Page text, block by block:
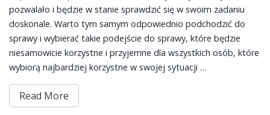
pozwalało i będzie w stanie sprawdzić się w swoim zadaniu
doskonale. Warto tym samym odpowiednio podchodzić do
sprawy i wybierać takie podejście do sprawy, które będzie
niesamowicie korzystne i przyjemne dla wszystkich osób, które
wybiorą najbardziej korzystne w swojej sytuacji …
Read More